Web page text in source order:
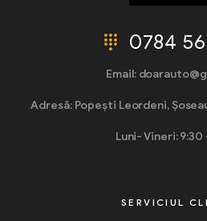
0784
Email:
Adresă: Popești Leordeni,
Luni- Vineri: 9:30
SERVICIUL